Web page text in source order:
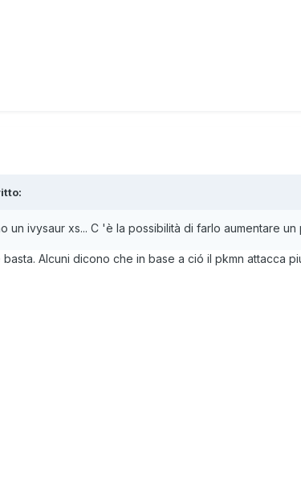
un ivysaur xs... C 'è la possibilità di farlo aumentare un
Alcuni dicono che in base a ció il pkmn attacca